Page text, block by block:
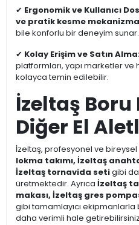
✔ Ergonomik ve Kullanıcı
ve pratik kesme
bile konforlu bir deneyim sunar.
✔ Kolay Erişim ve Satın
platformları, yapı marketler ve
kolayca temin edilebilir.
İzeltaş Boru
Diğer El
İzeltaş, profesyonel ve bireysel
lokma takımı, İzeltaş
İzeltaş tornavida setigibi
üretmektedir. Ayrıca İzeltaş
makası, İzeltaş gres
gibi tamamlayıcı ekipmanlarla
daha verimli hale